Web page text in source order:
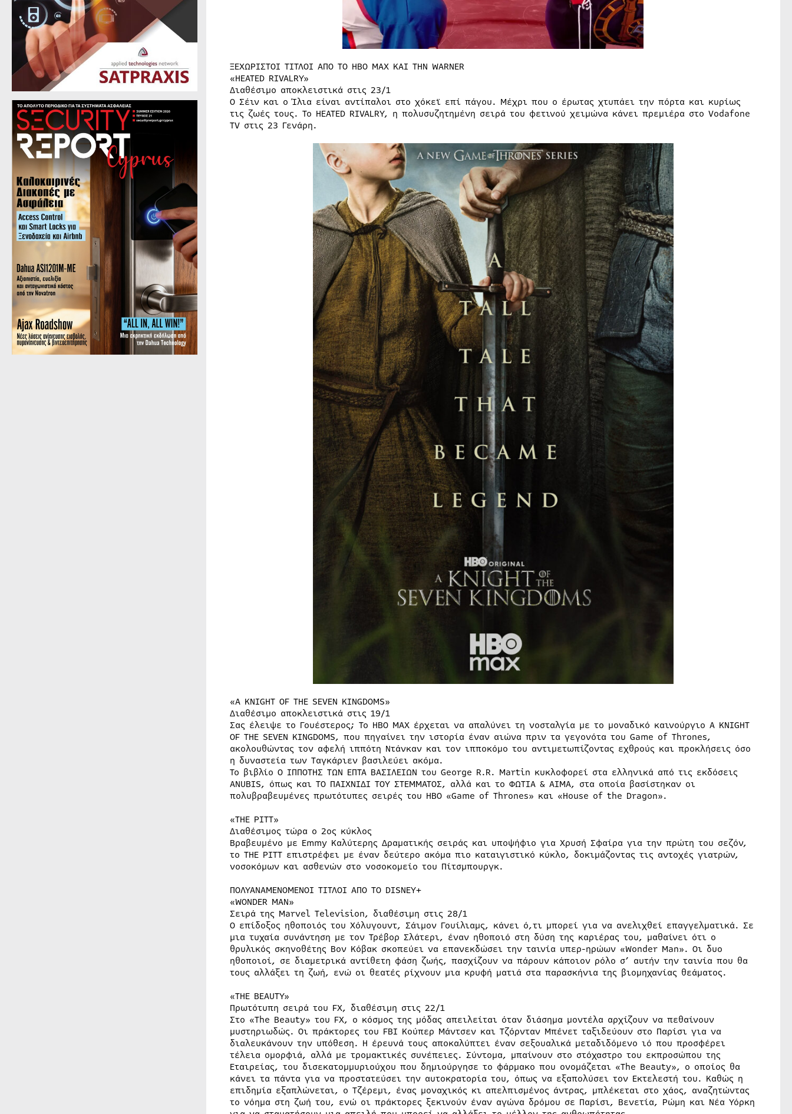
ΞΕΧΩΡΙΣΤΟΙ ΤΙΤΛΟΙ ΑΠΟ ΤΟ ΗΒΟ ΜΑΧ ΚΑΙ ΤΗΝ WARNER
«HEATED RIVALRY»
Διαθέσιμο αποκλειστικά στις 23/1
Ο Σέιν και ο Ίλια είναι αντίπαλοι στο χόκεϊ επί πάγου. Μέχρι που ο έρωτας χτυπάει την πόρτα και κυρίως
τις ζωές τους. Το HEATED RIVALRY, η πολυσυζητημένη σειρά του φετινού χειμώνα κάνει πρεμιέρα στο Vodafone
TV στις 23 Γενάρη.
«A KNIGHT OF THE SEVEN KINGDOMS»
Διαθέσιμο αποκλειστικά στις 19/1
Σας έλειψε το Γουέστερος; Το ΗΒΟ ΜΑΧ έρχεται να απαλύνει τη νοσταλγία με το μοναδικό καινούργιο A KNIGHT
OF THE SEVEN KINGDOMS, που πηγαίνει την ιστορία έναν αιώνα πριν τα γεγονότα του Game of Thrones,
ακολουθώντας τον αφελή ιππότη Ντάνκαν και τον ιπποκόμο του αντιμετωπίζοντας εχθρούς και προκλήσεις όσο
η δυναστεία των Ταγκάριεν βασιλεύει ακόμα.
Το βιβλίο Ο ΙΠΠΟΤΗΣ ΤΩΝ ΕΠΤΑ ΒΑΣΙΛΕΙΩΝ του George R.R. Martin κυκλοφορεί στα ελληνικά από τις εκδόσεις
ANUBIS, όπως και ΤΟ ΠΑΙΧΝΙΔΙ ΤΟΥ ΣΤΕΜΜΑΤΟΣ, αλλά και το ΦΩΤΙΑ & ΑΙΜΑ, στα οποία βασίστηκαν οι
πολυβραβευμένες πρωτότυπες σειρές του ΗΒΟ «Game of Thrones» και «House of the Dragon».
«THE PITT»
Διαθέσιμος τώρα ο 2ος κύκλος
Βραβευμένο με Emmy Καλύτερης Δραματικής σειράς και υποψήφιο για Χρυσή Σφαίρα για την πρώτη του σεζόν,
το THE PITT επιστρέφει με έναν δεύτερο ακόμα πιο καταιγιστικό κύκλο, δοκιμάζοντας τις αντοχές γιατρών,
νοσοκόμων και ασθενών στο νοσοκομείο του Πίτσμπουργκ.
ΠΟΛΥΑΝΑΜΕΝΟΜΕΝΟΙ ΤΙΤΛΟΙ ΑΠΟ ΤΟ DISNEY+
«WONDER MAN»
Σειρά της Marvel Television, διαθέσιμη στις 28/1
Ο επίδοξος ηθοποιός του Χόλυγουντ, Σάιμον Γουίλιαμς, κάνει ό,τι μπορεί για να ανελιχθεί επαγγελματικά. Σε
μια τυχαία συνάντηση με τον Τρέβορ Σλάτερι, έναν ηθοποιό στη δύση της καριέρας του, μαθαίνει ότι ο
θρυλικός σκηνοθέτης Βον Κόβακ σκοπεύει να επανεκδώσει την ταινία υπερ-ηρώων «Wonder Man». Οι δυο
ηθοποιοί, σε διαμετρικά αντίθετη φάση ζωής, πασχίζουν να πάρουν κάποιον ρόλο σ’ αυτήν την ταινία που θα
τους αλλάξει τη ζωή, ενώ οι θεατές ρίχνουν μια κρυφή ματιά στα παρασκήνια της βιομηχανίας θεάματος.
«THE BEAUTY»
Πρωτότυπη σειρά του FX, διαθέσιμη στις 22/1
Στο «The Beauty» του FX, ο κόσμος της μόδας απειλείται όταν διάσημα μοντέλα αρχίζουν να πεθαίνουν
μυστηριωδώς. Οι πράκτορες του FBI Κούπερ Μάντσεν και Τζόρνταν Μπένετ ταξιδεύουν στο Παρίσι για να
διαλευκάνουν την υπόθεση. Η έρευνά τους αποκαλύπτει έναν σεξουαλικά μεταδιδόμενο ιό που προσφέρει
τέλεια ομορφιά, αλλά με τρομακτικές συνέπειες. Σύντομα, μπαίνουν στο στόχαστρο του εκπροσώπου της
Εταιρείας, του δισεκατομμυριούχου που δημιούργησε το φάρμακο που ονομάζεται «The Beauty», ο οποίος θα
κάνει τα πάντα για να προστατεύσει την αυτοκρατορία του, όπως να εξαπολύσει τον Εκτελεστή του. Καθώς η
επιδημία εξαπλώνεται, ο Τζέρεμι, ένας μοναχικός κι απελπισμένος άντρας, μπλέκεται στο χάος, αναζητώντας
το νόημα στη ζωή του, ενώ οι πράκτορες ξεκινούν έναν αγώνα δρόμου σε Παρίσι, Βενετία, Ρώμη και Νέα Υόρκη